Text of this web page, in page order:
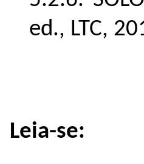
ed., LTC,
Leia-se: